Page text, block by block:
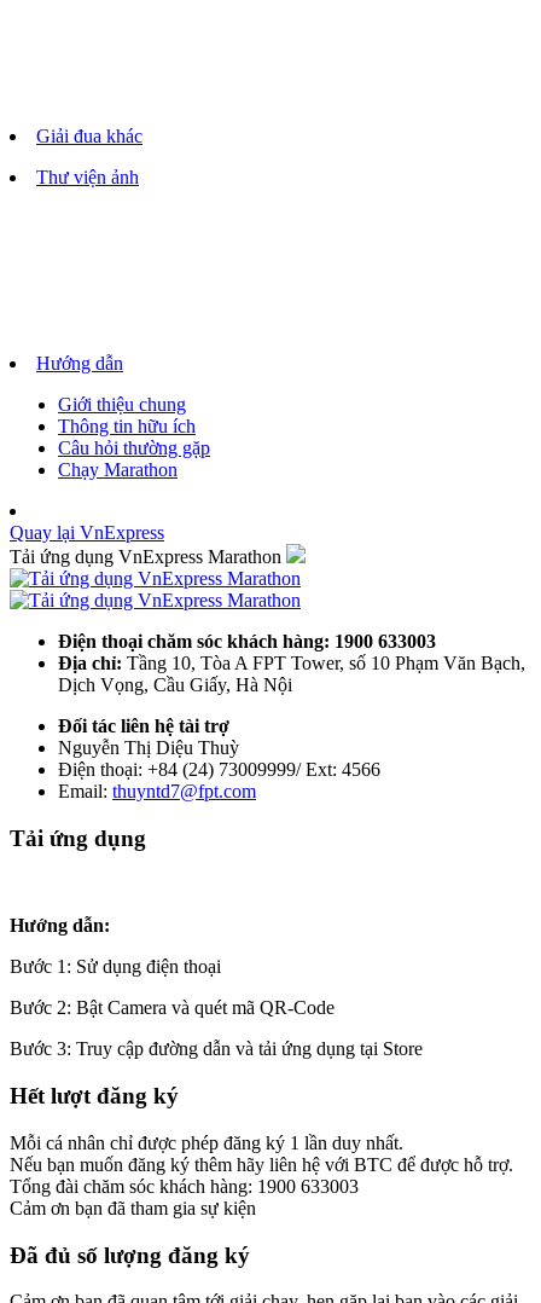
Giải đua khác
Thư viện ảnh
Hướng dẫn
Giới thiệu chung
Thông tin hữu ích
Câu hỏi thường gặp
Chạy Marathon
Quay lại VnExpress
Tải ứng dụng VnExpress Marathon
Điện thoại chăm sóc khách hàng: 1900 633003
Địa chỉ: Tầng 10, Tòa A FPT Tower, số 10 Phạm Văn Bạch,
Dịch Vọng, Cầu Giấy, Hà Nội
Đối tác liên hệ tài trợ
Nguyễn Thị Diệu Thuỳ
Điện thoại: +84 (24) 73009999/ Ext: 4566
Email: thuyntd7@fpt.com
Tải ứng dụng
Hướng dẫn:
Bước 1: Sử dụng điện thoại
Bước 2: Bật Camera và quét mã QR-Code
Bước 3: Truy cập đường dẫn và tải ứng dụng tại Store
Hết lượt đăng ký
Mỗi cá nhân chỉ được phép đăng ký 1 lần duy nhất.
Nếu bạn muốn đăng ký thêm hãy liên hệ với BTC để được hỗ trợ.
Tổng đài chăm sóc khách hàng: 1900 633003
Cảm ơn bạn đã tham gia sự kiện
Đã đủ số lượng đăng ký